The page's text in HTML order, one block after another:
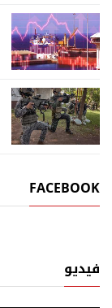
FACEBOOK
فيديو